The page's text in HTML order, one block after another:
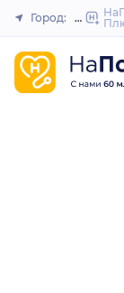
Город: Москва